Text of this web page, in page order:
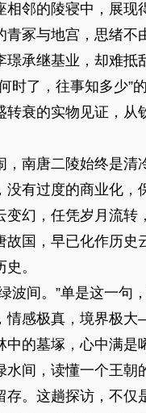
邻的陵寝中，展现
与地宫，思绪不
承继基业，却难
时了，往事知多少
衰的实物见证，
唐二陵始终是清
有过度的商业化
幻，任凭岁月流
国，早已化作历
。
间。”单是这一句
情感极真，境界极
墓塚，心中满是
间，读懂一个王
。这趟探访，不